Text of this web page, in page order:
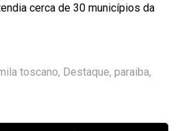
cerca de 30 municípios da
toscano, Destaque, paraiba,